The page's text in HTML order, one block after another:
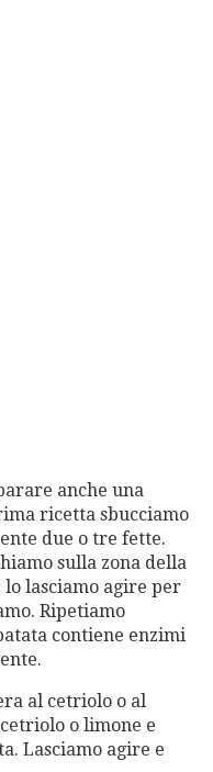
anche una
ricetta sbucciamo
due o tre fette.
sulla zona della
lasciamo agire per
Ripetiamo
contiene enzimi
al cetriolo o al
o limone e
Lasciamo agire e